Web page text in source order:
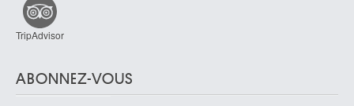
TripAdvisor
ABONNEZ-VOUS